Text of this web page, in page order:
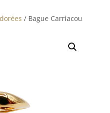
/ Bague Carriacou